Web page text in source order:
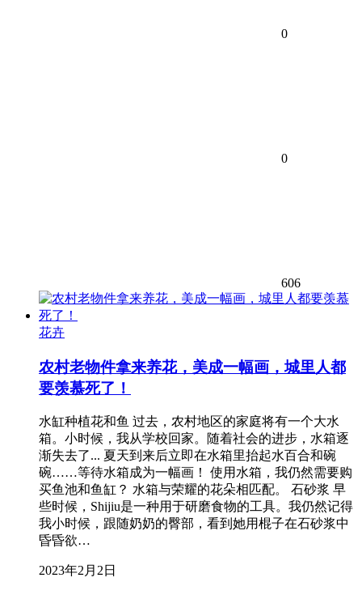
0
0
606
花卉
农村老物件拿来养花，美成一幅画，城里人都
要羡慕死了！
水缸种植花和鱼 过去，农村地区的家庭将有一个大水
箱。小时候，我从学校回家。随着社会的进步，水箱逐
渐失去了... 夏天到来后立即在水箱里抬起水百合和碗
碗……等待水箱成为一幅画！ 使用水箱，我仍然需要购
买鱼池和鱼缸？ 水箱与荣耀的花朵相匹配。 石砂浆 早
些时候，Shijiu是一种用于研磨食物的工具。我仍然记得
我小时候，跟随奶奶的臀部，看到她用棍子在石砂浆中
昏昏欲…
2023年2月2日